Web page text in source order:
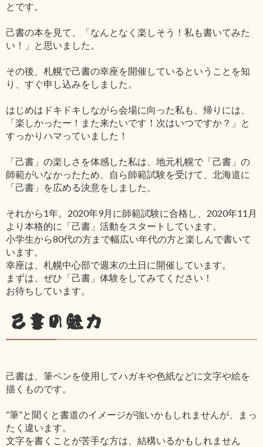
とです。
己書の本を見て、「なんとなく楽しそう！私も書いてみた
い！」と思いました。
その後、札幌で己書の幸座を開催しているということを知
り、すぐ申し込みをしました。
はじめはドキドキしながら会場に向った私も、帰りには、
「楽しかったー！また来たいです！次はいつですか？」と
すっかりハマっていました！
「己書」の楽しさを体感した私は、地元札幌で「己書」の
師範がいなかったため、自ら師範試験を受けて、北海道に
「己書」を広める決意をしました。
それから1年。2020年9月に師範試験に合格し、2020年11月
より本格的に「己書」活動をスタートしています。
小学生から80代の方まで幅広い年代の方と楽しんで書いて
います。
幸座は、札幌中心部で週末の土日に開催しています。
まずは、ぜひ「己書」体験をしてみてください！
お待ちしています。
己書の魅力
己書は、筆ペンを使用してハガキや色紙などに文字や絵を
描くものです。
“筆”と聞くと書道のイメージが強いかもしれませんが、まっ
たく違います。
文字を書くことが苦手な方は、結構いるかもしれません